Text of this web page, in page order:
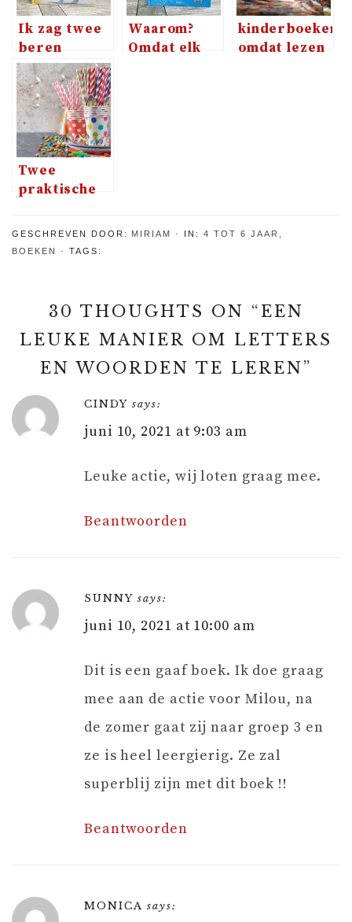
Ik zag twee
beren
woordjes
leren van
Harmen van
Straaten
Waarom?
Omdat elk
omdat lezen
Twee
praktische
een geslaagd
kinderfeestje
GESCHREVEN DOOR: MIRIAM IN: 4 TOT 6 JAAR
BOEKEN
TAGS:
30 THOUGHTS ON “EEN
LEUKE MANIER OM LETTERS
EN WOORDEN TE LEREN”
CINDY says:
juni 10, 2021 at 9:03 am
Leuke actie, wij loten graag mee.
Beantwoorden
SUNNY says:
juni 10, 2021 at 10:00 am
Dit is een gaaf boek. Ik doe graag
mee aan de actie voor Milou, na
de zomer gaat zij naar groep 3 en
ze is heel leergierig. Ze zal
superblij zijn met dit boek !!
Beantwoorden
MONICA says: